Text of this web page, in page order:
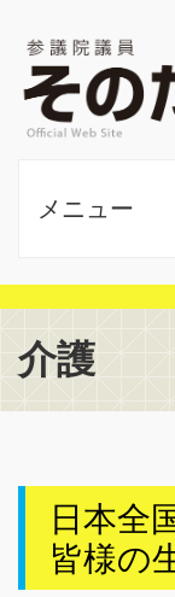
メニュー
介護
日本全
皆様の